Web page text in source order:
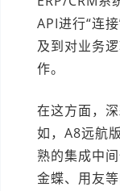
API进行“连
及到对业务
作。
在这方面，
如，A8远航
熟的集成中
金蝶、用友